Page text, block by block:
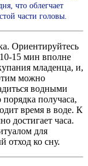
что облегчает
части головы.
Ориентируйтесь
15 мин вполне
младенца, и,
можно
водными
получаса,
время в воде. К
достигает часа.
для
отход ко сну.